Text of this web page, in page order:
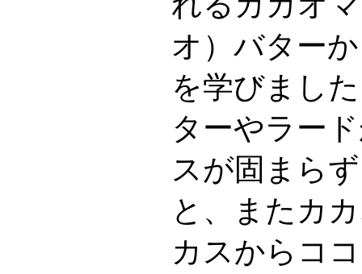
オ）バター
を学びまし
ターやラー
スが固まら
と、またカ
カスからコ